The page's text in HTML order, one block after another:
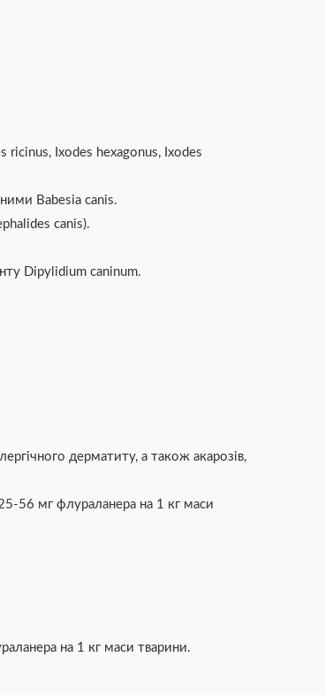
ricinus, Ixodes hexagonus, Ixodes
Babesia canis.
canis).
Dipylidium caninum.
дерматиту, а також акарозів,
56 мг флураланера на 1 кг маси
на 1 кг маси тварини.